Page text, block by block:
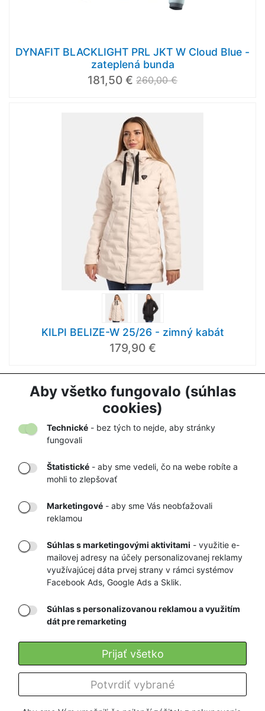
Aby všetko fungovalo (súhlas
cookies)
Technické - bez tých to nejde, aby stránky
fungovali
Štatistické - aby sme vedeli, čo na webe robíte a
mohli to zlepšovať
Marketingové - aby sme Vás neobťažovali
reklamou
Súhlas s marketingovými aktivitami - využitie e-
mailovej adresy na účely personalizovanej reklamy
využívajúcej dáta prvej strany v rámci systémov
Facebook Ads, Google Ads a Sklik.
Súhlas s personalizovanou reklamou a využitím
dát pre remarketing
Potvrdiť vybrané
Prijať všetko
DYNAFIT BLACKLIGHT PRL JKT W Cloud Blue -
zateplená bunda
181,50 € 260,00 €
KILPI BELIZE-W 25/26 - zimný kabát
179,90 €
1 2 ...
Načítať ďalej
TOVARU AŽ K
VÁM DOMOV
OBCHOD
RÝCHLE
DORUČENIE
GARANCIA
NAJNIŽŠÍCH CIEN